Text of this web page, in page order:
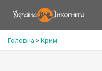
Головна > Крим